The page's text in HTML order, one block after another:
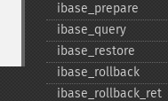
ibase_​prepare
ibase_​query
ibase_​restore
ibase_​rollback
ibase_​rollback_​ret